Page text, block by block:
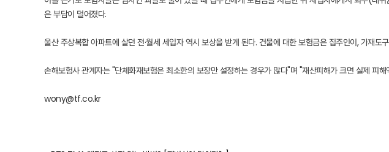
은 부담이 덜어졌다.
울산 주상복합 아파트에 살던 전·월세 세입자 역시 보상을 받게 된다. 건물에 대한 보험금은 집주인이, 가재도
손해보험사 관계자는 "단체화재보험은 최소한의 보장만 설정하는 경우가 많다"며 "재산피해가 크면 실제 피
wony@tf.co.kr